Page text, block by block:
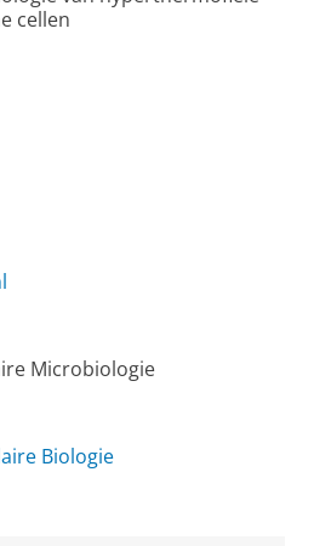
cellen
Microbiologie
Biologie